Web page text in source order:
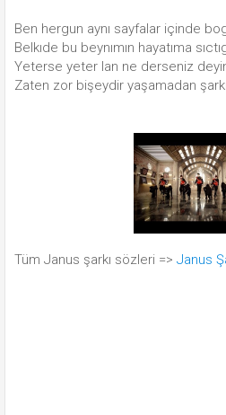
Ben hergun aynı sayfalar içinde
Belkıde bu beynımın hayatıma
Yeterse yeter lan ne derseniz
Zaten zor bişeydir yaşamadan
Tüm Janus şarkı sözleri => Janus